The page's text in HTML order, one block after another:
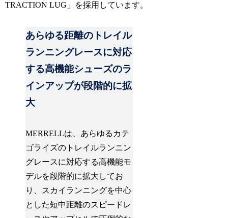
TRACTION LUG」を採用しています。
あらゆる距離のトレイル
ランニングレースに対応
する高機能シューズのラ
インアップが段階的に拡
大
MERRELLは、あらゆるカテ
ゴライズのトレイルランニン
グレースに対応する高機能モ
デルを段階的に拡大してお
り、スカイランニングを中心
とした短中距離のスピードレ